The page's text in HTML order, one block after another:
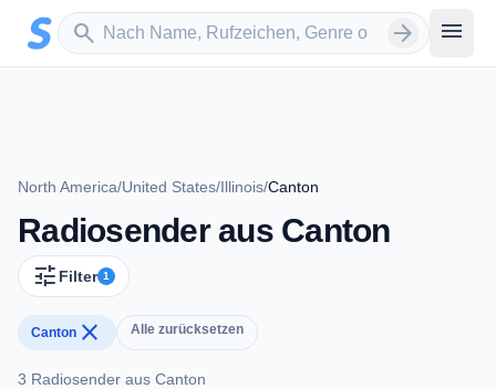
Zum Hauptinhalt springen
search
Sender suchen arrow_forward menu
North America/United States/Illinois/Canton
Radiosender aus Canton
tune Filter 1
Canton close Alle zurücksetzen
3 Radiosender aus Canton